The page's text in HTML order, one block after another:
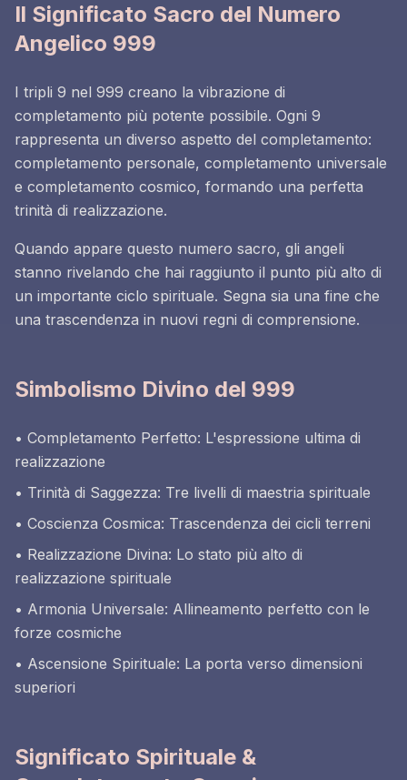
Il Significato Sacro del Numero
Angelico 999
I tripli 9 nel 999 creano la vibrazione di
completamento più potente possibile. Ogni 9
rappresenta un diverso aspetto del completamento:
completamento personale, completamento universale
e completamento cosmico, formando una perfetta
trinità di realizzazione.
Quando appare questo numero sacro, gli angeli
stanno rivelando che hai raggiunto il punto più alto di
un importante ciclo spirituale. Segna sia una fine che
una trascendenza in nuovi regni di comprensione.
Simbolismo Divino del 999
• Completamento Perfetto: L'espressione ultima di
realizzazione
• Trinità di Saggezza: Tre livelli di maestria spirituale
• Coscienza Cosmica: Trascendenza dei cicli terreni
• Realizzazione Divina: Lo stato più alto di
realizzazione spirituale
• Armonia Universale: Allineamento perfetto con le
forze cosmiche
• Ascensione Spirituale: La porta verso dimensioni
superiori
Significato Spirituale &